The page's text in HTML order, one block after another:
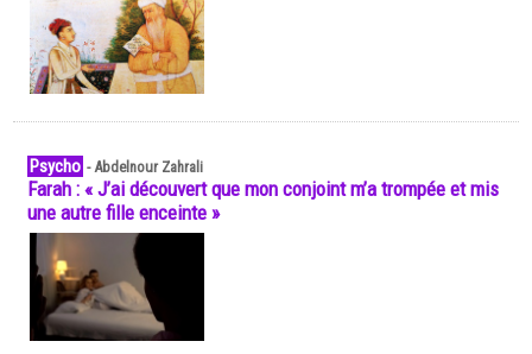
Psycho -Abdelnour Zahrali
Farah : « J’ai découvert que mon conjoint m’a trompée et mis
une autre fille enceinte »